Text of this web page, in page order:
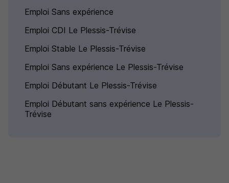
Emploi Sans expérience
Emploi CDI Le Plessis-Trévise
Emploi Stable Le Plessis-Trévise
Emploi Sans expérience Le Plessis-Trévise
Emploi Débutant Le Plessis-Trévise
Emploi Débutant sans expérience Le Plessis-
Trévise